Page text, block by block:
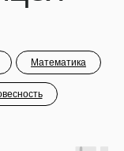
Математика